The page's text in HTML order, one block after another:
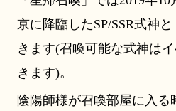
京に降臨したSP/SSR式神
きます(召喚可能な式神は
きます)。
陰陽師様が召喚部屋に入る